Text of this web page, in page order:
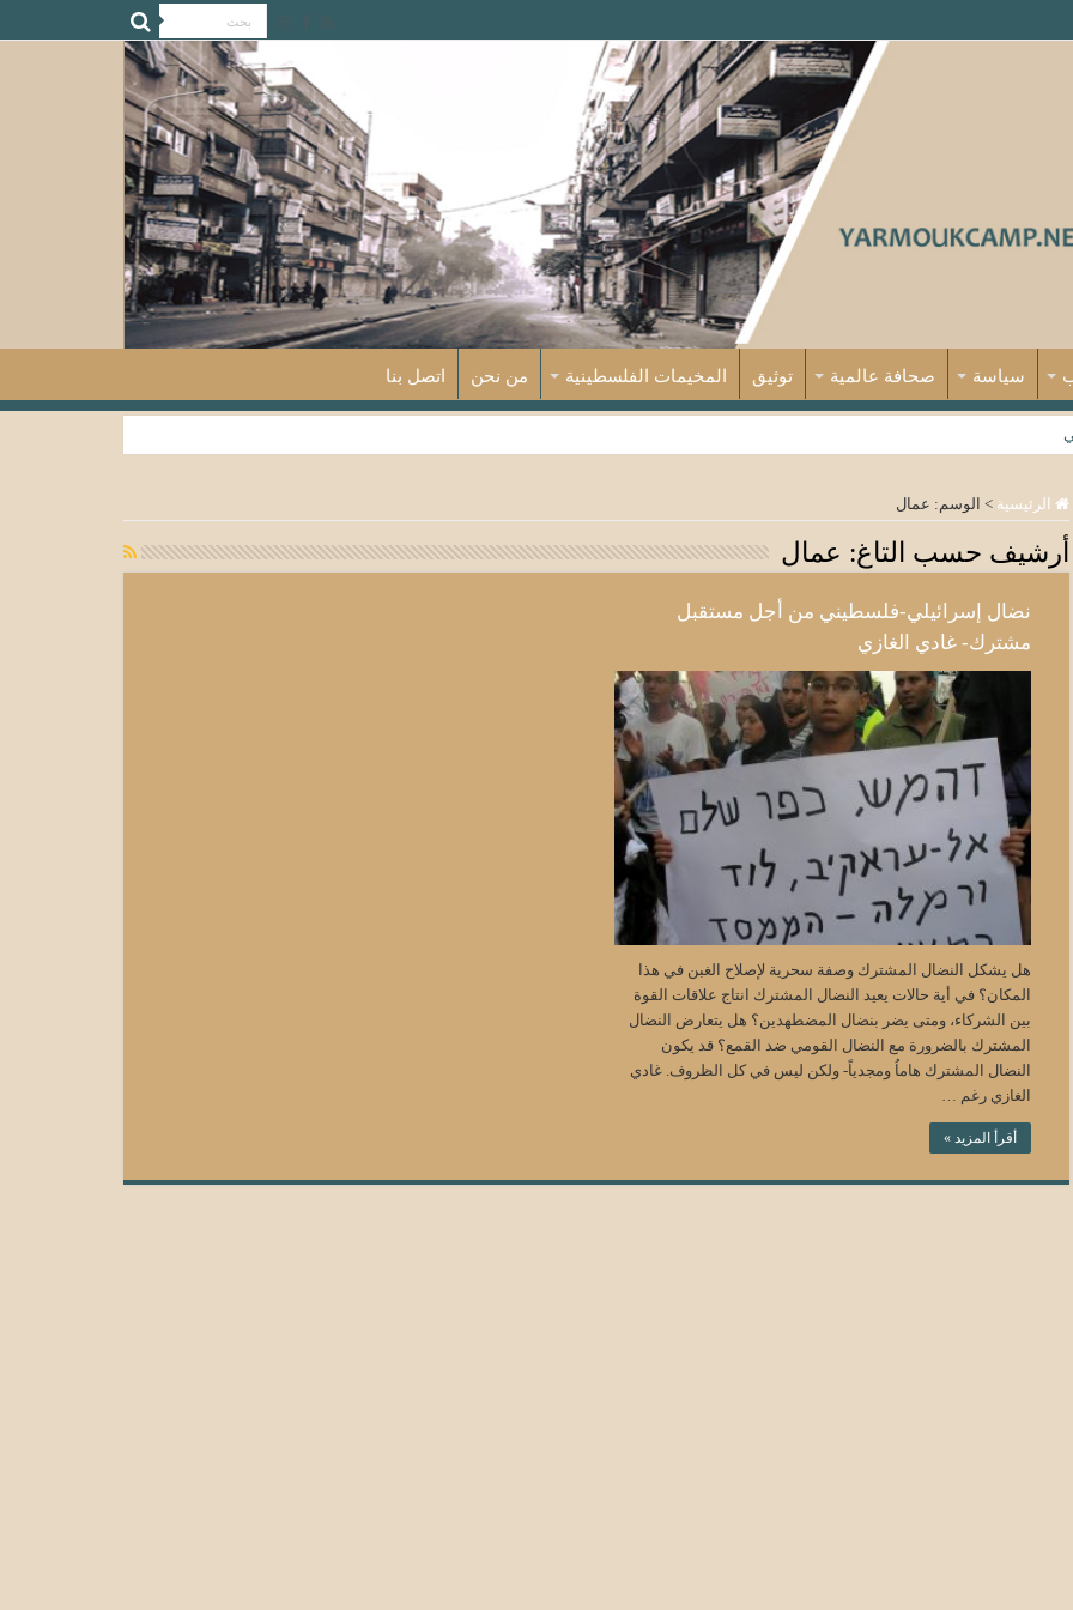
سياسة صحافة عالمية توثيق المخيمات الفلسطينية من نحن اتصل بنا
الرئيسية > الوسم: عمال
أرشيف حسب التاغ: عمال
نضال إسرائيلي-فلسطيني من أجل مستقبل
مشترك- غادي الغازي
هل يشكل النضال المشترك وصفة سحرية لإصلاح الغبن في هذا
المكان؟ في أية حالات يعيد النضال المشترك انتاج علاقات القوة
بين الشركاء، ومتى يضر بنضال المضطهدين؟ هل يتعارض النضال
المشترك بالضرورة مع النضال القومي ضد القمع؟ قد يكون
النضال المشترك هاماُ ومجدياً- ولكن ليس في كل الظروف. غادي
الغازي رغم …
أقرأ المزيد »